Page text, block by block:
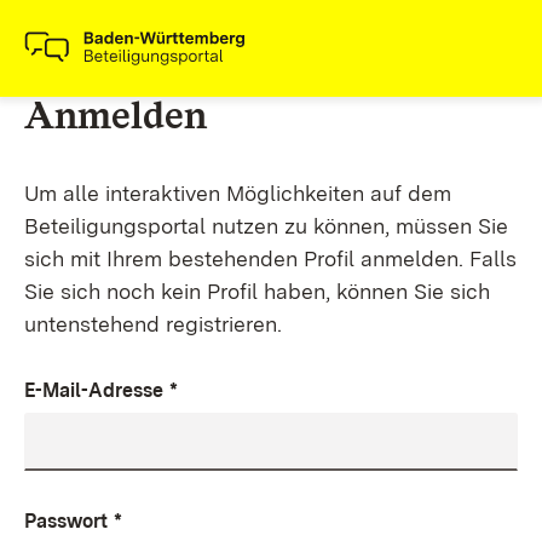
Anmelden
Um alle interaktiven Möglichkeiten auf dem
Beteiligungsportal nutzen zu können, müssen Sie
sich mit Ihrem bestehenden Profil anmelden. Falls
Sie sich noch kein Profil haben, können Sie sich
untenstehend registrieren.
E-Mail-Adresse *
Passwort *